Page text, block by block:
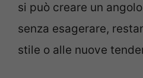
si può creare un
senza esagerare,
stile o alle nuove